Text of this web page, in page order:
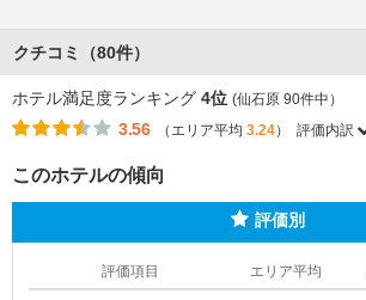
クチコミ（80件）
ホテル満足度ランキング 4位 (仙石原 90件中）
3.56 （エリア平均 3.24） 評価内訳
このホテルの傾向
評価別
評価項目 エリア平均